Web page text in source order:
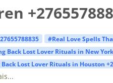
#Real Love Spells
Back Lost Lover Rituals in New
Lost Lover Rituals in Houston